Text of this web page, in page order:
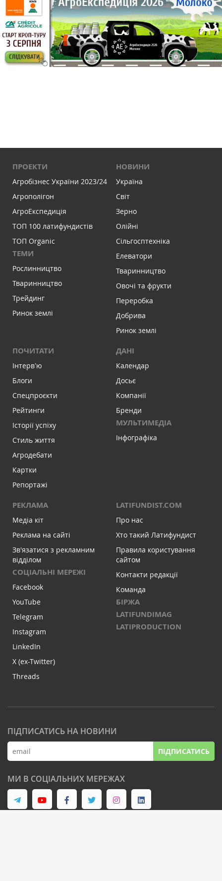
ПРОЕКТИ
Агробізнес України 2023/24
Агрополігон
АгроЕкспедиція
ТОП 100 латифундистів
ТОП Organic
ТЕМИ
Рослинництво
Тваринництво
Трейдинг
Ринок землі
НОВИНИ
Україна
Світ
Зерно
Олійні
Сільгосптехніка
Елеватори
Тваринництво
Овочі та фрукти
Переробка
Добрива
Ринок землі
ПОЧИТАТИ
Інтервʼю
Блоги
Спецпроєкти
Рейтинги
Історії успіху
Стиль життя
Агродебати
Картки
Репортажі
ДАНІ
Календар
Досьє
Компанії
Бренди
МУЛЬТИМЕДІА
Інфографіка
РЕКЛАМА
Медіа кіт
Реклама на сайті
Зв'язатися з рекламним
відділом
СОЦІАЛЬНІ МЕРЕЖІ
Facebook
YouTube
Telegram
Instagram
LinkedIn
X (ex-Twitter)
Threads
LATIFUNDIST.COM
Про нас
Хто такий Латифундист
Правила користування
сайтом
Контакти редакції
Команда
БІРЖА
LATIFUNDIMAG
LATIPRODUCTION
ПІДПИСАТИСЬ НА НОВИНИ
ПІДПИСАТИСЬ
МИ В СОЦІАЛЬНИХ МЕРЕЖАХ